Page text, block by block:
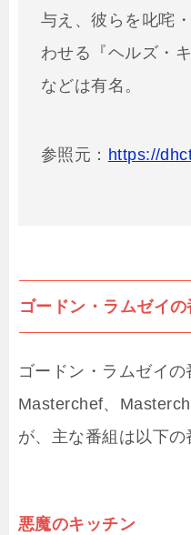
与え、彼らを叱咤
わせる『ヘルズ・
などは有名。
参照元： https://
ゴードン・ラムゼイ
ゴードン・ラムゼイの
Masterchef、
が、主な番組は以下の
悪魔のキッチン